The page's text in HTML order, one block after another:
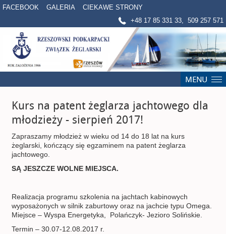
FACEBOOK GALERIA
CIEKAWE STRONY
+48 17 85 331 33, 509 257 571
Kurs na patent żeglarza jachtowego dla
młodzieży - sierpień 2017!
Zapraszamy młodzież w wieku od 14 do 18 lat na kurs
żeglarski, kończący się egzaminem na patent żeglarza
jachtowego.
SĄ JESZCZE WOLNE MIEJSCA.
Realizacja programu szkolenia na jachtach kabinowych
wyposażonych w silnik zaburtowy oraz na jachcie typu Omega.
Miejsce – Wyspa Energetyka, Polańczyk- Jezioro Solińskie.
Termin – 30.07-12.08.2017 r.